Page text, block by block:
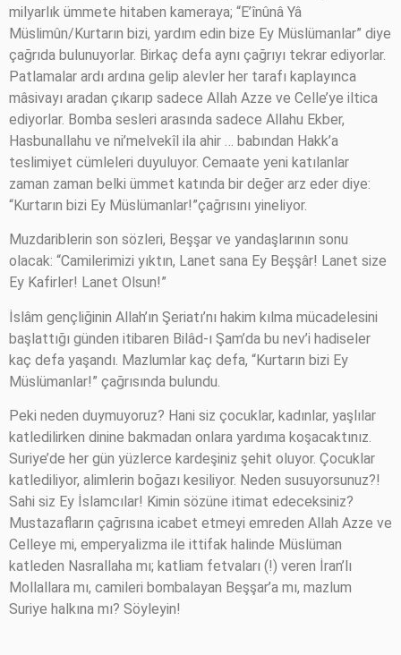
milyarlık ümmete hitaben kameraya; “E’înûnâ Yâ
Müslimûn/Kurtarın bizi, yardım edin bize Ey Müslümanlar” diye
çağrıda bulunuyorlar. Birkaç defa aynı çağrıyı tekrar ediyorlar.
Patlamalar ardı ardına gelip alevler her tarafı kaplayınca
mâsivayı aradan çıkarıp sadece Allah Azze ve Celle’ye iltica
ediyorlar. Bomba sesleri arasında sadece Allahu Ekber,
Hasbunallahu ve ni’melvekîl ila ahir … babından Hakk’a
teslimiyet cümleleri duyuluyor. Cemaate yeni katılanlar
zaman zaman belki ümmet katında bir değer arz eder diye:
“Kurtarın bizi Ey Müslümanlar!”çağrısını yineliyor.
Muzdariblerin son sözleri, Beşşar ve yandaşlarının sonu
olacak: “Camilerimizi yıktın, Lanet sana Ey Beşşâr! Lanet size
Ey Kafirler! Lanet Olsun!”
İslâm gençliğinin Allah’ın Şeriatı’nı hakim kılma mücadelesini
başlattığı günden itibaren Bilâd-ı Şam’da bu nev’i hadiseler
kaç defa yaşandı. Mazlumlar kaç defa, “Kurtarın bizi Ey
Müslümanlar!” çağrısında bulundu.
Peki neden duymuyoruz? Hani siz çocuklar, kadınlar, yaşlılar
katledilirken dinine bakmadan onlara yardıma koşacaktınız.
Suriye’de her gün yüzlerce kardeşiniz şehit oluyor. Çocuklar
katlediliyor, alimlerin boğazı kesiliyor. Neden susuyorsunuz?!
Sahi siz Ey İslamcılar! Kimin sözüne itimat edeceksiniz?
Mustazafların çağrısına icabet etmeyi emreden Allah Azze ve
Celleye mi, emperyalizma ile ittifak halinde Müslüman
katleden Nasrallaha mı; katliam fetvaları (!) veren İran’lı
Mollallara mı, camileri bombalayan Beşşar’a mı, mazlum
Suriye halkına mı? Söyleyin!